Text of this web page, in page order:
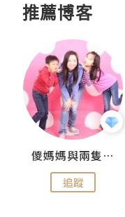
推薦博客
儍媽媽與兩隻小魔怪之家
追蹤